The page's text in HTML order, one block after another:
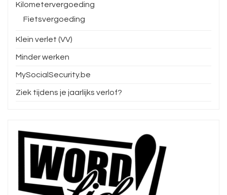
Kilometervergoeding
Fietsvergoeding
Klein verlet (VV)
Minder werken
MySocialSecurity.be
Ziek tijdens je jaarlijks verlof?